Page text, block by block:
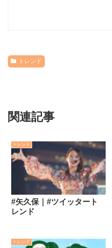
トレンド
関連記事
トレンド
#矢久保｜#ツイッタート
レンド
トレンド